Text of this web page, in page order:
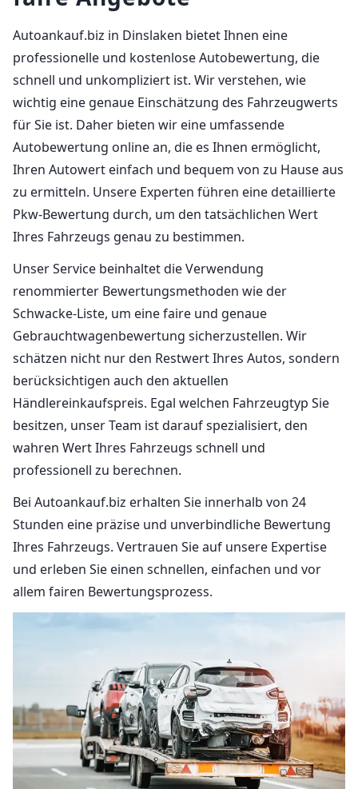
Autoankauf.biz in Dinslaken bietet Ihnen eine
professionelle und kostenlose Autobewertung, die
schnell und unkompliziert ist. Wir verstehen, wie
wichtig eine genaue Einschätzung des Fahrzeugwerts
für Sie ist. Daher bieten wir eine umfassende
Autobewertung online an, die es Ihnen ermöglicht,
Ihren Autowert einfach und bequem von zu Hause aus
zu ermitteln. Unsere Experten führen eine detaillierte
Pkw-Bewertung durch, um den tatsächlichen Wert
Ihres Fahrzeugs genau zu bestimmen.
Unser Service beinhaltet die Verwendung
renommierter Bewertungsmethoden wie der
Schwacke-Liste, um eine faire und genaue
Gebrauchtwagenbewertung sicherzustellen. Wir
schätzen nicht nur den Restwert Ihres Autos, sondern
berücksichtigen auch den aktuellen
Händlereinkaufspreis. Egal welchen Fahrzeugtyp Sie
besitzen, unser Team ist darauf spezialisiert, den
wahren Wert Ihres Fahrzeugs schnell und
professionell zu berechnen.
Bei Autoankauf.biz erhalten Sie innerhalb von 24
Stunden eine präzise und unverbindliche Bewertung
Ihres Fahrzeugs. Vertrauen Sie auf unsere Expertise
und erleben Sie einen schnellen, einfachen und vor
allem fairen Bewertungsprozess.